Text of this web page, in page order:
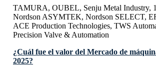
TAMURA, OUBEL, Senju Metal Industry,
Nordson ASYMTEK, Nordson SELECT,
ACE Production Technologies, TWS
Precision Valve & Automation
¿Cuál fue el valor del Mercado de
2025?